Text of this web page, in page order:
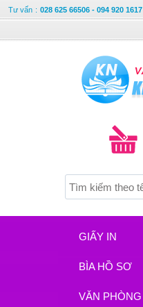
Tư vấn : 028 625 66506 - 094 920 1617
GIẤY IN
BÌA HỒ SƠ